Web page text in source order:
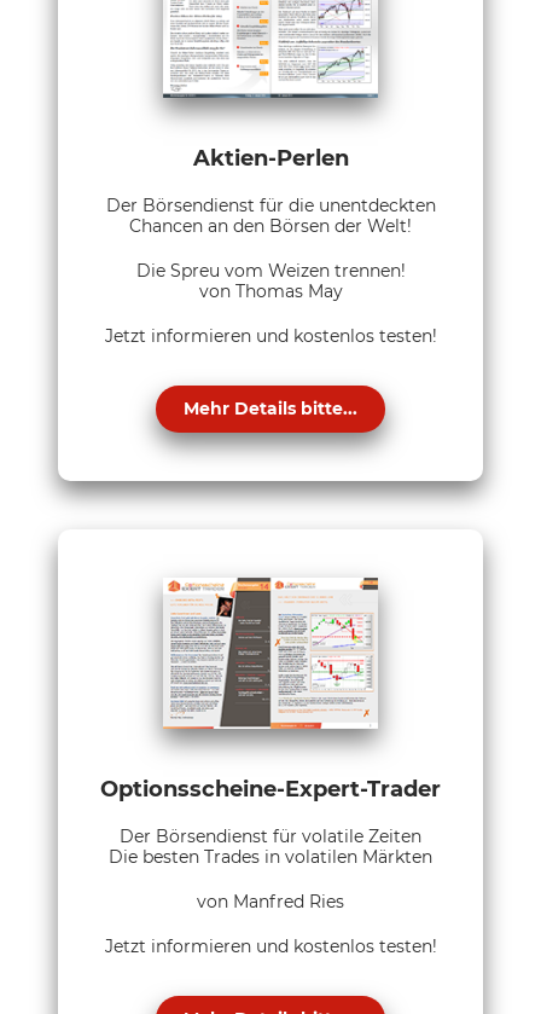
Aktien-Perlen
Der Börsendienst für die unentdeckten
Chancen an den Börsen der Welt!
Die Spreu vom Weizen trennen!
von Thomas May
Jetzt informieren und kostenlos testen!
Mehr Details bitte...
Optionsscheine-Expert-Trader
Der Börsendienst für volatile Zeiten
Die besten Trades in volatilen Märkten
von Manfred Ries
Jetzt informieren und kostenlos testen!